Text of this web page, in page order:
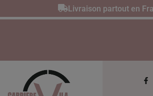
Livraison partout en